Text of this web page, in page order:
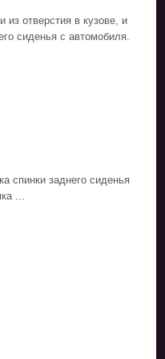
из отверстия в кузове, и
сиденья с автомобиля.
спинки заднего сиденья
...